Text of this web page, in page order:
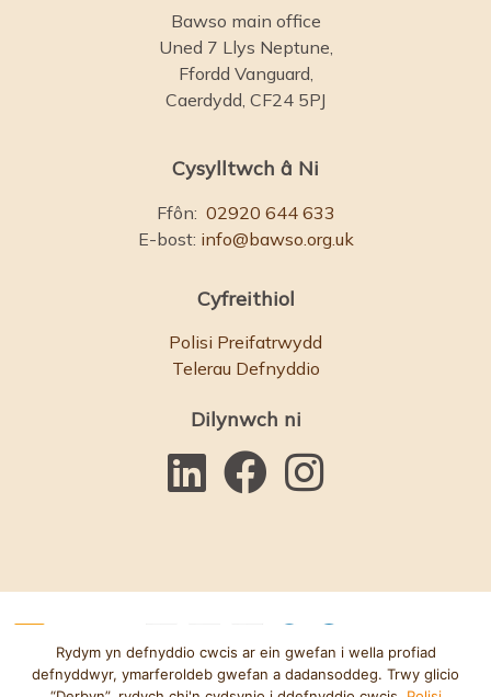
Bawso main office
Uned 7 Llys Neptune,
Ffordd Vanguard,
Caerdydd, CF24 5PJ
Cysylltwch â Ni
Ffôn: 02920 644 633
E-bost: info@bawso.org.uk
Cyfreithiol
Polisi Preifatrwydd
Telerau Defnyddio
Dilynwch ni
Rydym yn defnyddio cwcis ar ein gwefan i wella profiad
defnyddwyr, ymarferoldeb gwefan a dadansoddeg. Trwy glicio